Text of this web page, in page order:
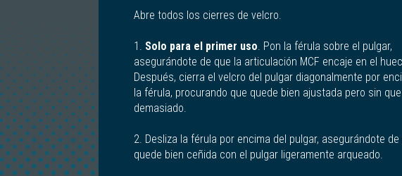
Abre todos los cierres de velcro.
1. Solo para el primer uso. Pon la férula sobre el pulgar,
asegurándote de que la articulación MCF encaje en el
Después, cierra el velcro del pulgar diagonalmente por
la férula, procurando que quede bien ajustada pero sin
demasiado.
2. Desliza la férula por encima del pulgar, asegurándote de
quede bien ceñida con el pulgar ligeramente arqueado.